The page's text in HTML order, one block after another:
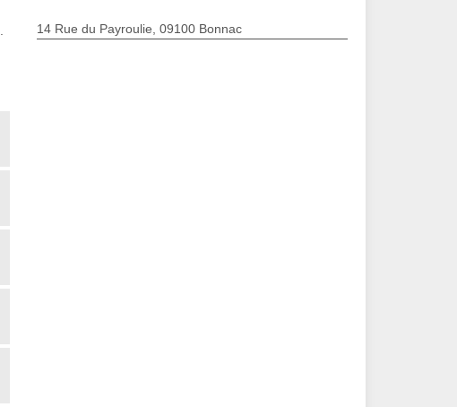
14 Rue du Payroulie, 09100 Bonnac